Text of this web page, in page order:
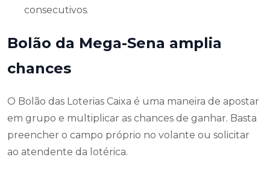
consecutivos.
Bolão da Mega-Sena amplia
chances
O Bolão das Loterias Caixa é uma maneira de apostar
em grupo e multiplicar as chances de ganhar. Basta
preencher o campo próprio no volante ou solicitar
ao atendente da lotérica.